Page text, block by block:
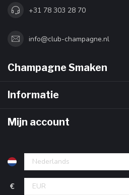
+31 78 303 28 70
info@club-champagne.nl
Champagne Smaken
Informatie
Mijn account
€